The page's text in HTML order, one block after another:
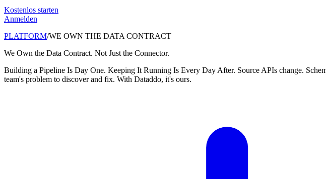
Kostenlos starten
Anmelden
PLATFORM/WE OWN THE DATA CONTRACT
We Own the Data Contract. Not Just the Connector.
Building a Pipeline Is Day One. Keeping It Running Is Every Day After. Source APIs change.
team's problem to discover and fix. With Dataddo, it's ours.